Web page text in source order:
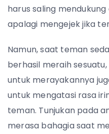
harus saling
apalagi mengejek jika
Namun, saat teman
berhasil meraih
untuk merayakannya
untuk mengatasi rasa
teman. Tunjukan pada
merasa bahagia saat